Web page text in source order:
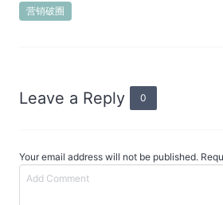
营销破圈
Leave a Reply 0
Your email address will not be published.